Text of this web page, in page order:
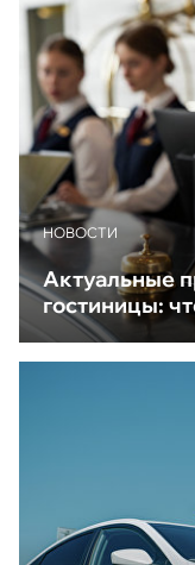
НОВОСТИ
Актуальные
гостиницы: